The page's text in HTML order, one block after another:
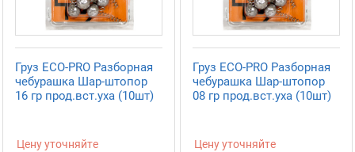
Груз ECO-PRO Разборная
чебурашка Шар-штопор
16 гр прод.вст.уха (10шт)
Цену уточняйте
Груз ECO-PRO Разборная
чебурашка Шар-штопор
08 гр прод.вст.уха (10шт)
Цену уточняйте